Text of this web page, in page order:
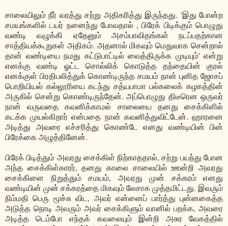
சாலையிலும் நீர் வரத்து சற்று அதிகரித்து இருந்தது. 'இது போன்ற
சமயங்களில் டயர் நனைந்து போவதால் , பிரேக் பிடிக்கும் பொழுது
வண்டி வழுக்கி ஏதேனும் அசம்பாவிதங்கள் நடப்பதற்கான
சாத்தியக்கூறுகள் அதிகம். அதனால் மிகவும் மெதுவாக சென்றால்
தான் வண்டியை நமது கட்டுபாட்டில் வைத்திருக்க முடியும்' என்று
எனக்கு வண்டி ஓட்ட சொல்லிக் கொடுத்த தந்தையின் குரல்
எனக்குள் பிரதிபலித்துக் கொண்டிருந்த சமயம் நான் புனித ஜோசப்
பொறியியல் கல்லூரியை கடந்து சத்யபாமா பல்கலைக் கழகத்தின்
அருகில் சென்று கொண்டிருந்தேன். அப்பொழுது திடீரென ஒருவர்
நான் வருவதை கவனிக்காமல் சாலையை தனது சைக்கிளில்
கடக்க முயல்கிறார் என்பதை நான் கவனித்துவிட்டேன். ஹாரனை
அடித்து அவரை எச்சரித்து கொண்டே எனது வண்டியின் பின்
பிரேக்கை அழுத்தினேன்.
பிரேக் பிடித்தும் அவரது சைக்கிள் நிற்காததால், சற்று பயந்து போன
அந்த சைக்கிள்காரர், தனது காலை சாலையில் ஊன்றி அவரது
சைக்கிளை நிறுத்தும் சமயம், அவரது முன் சக்கரம் எனது
வண்டியின் முன் சக்கரத்தை மிகவும் லேசாக முத்தமிட்டது. இவரும்
நிம்மதி பெரு மூச்சு விட, அவர் என்னைப் பார்த்து புன்னகைத்த
அடுத்த நொடி அவரும் அவர் சைக்கிளும் வானில் பறக்க, அவரை
அடித்த டெம்போ எந்தக் கவலையும் இன்றி அசுர வேகத்தில்